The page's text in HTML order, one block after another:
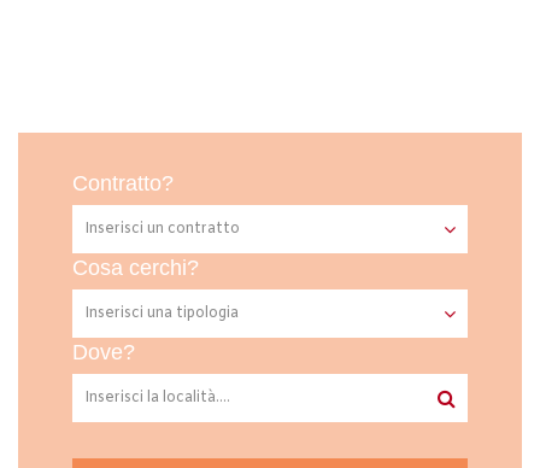
Contratto?
Cosa cerchi?
Dove?